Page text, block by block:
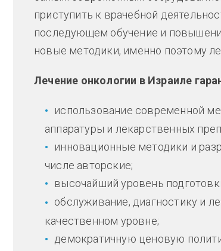
приступить к врачебной
последующем обучение и
новые методики, именно поэтому
Лечение онкологии в Израиле
использование современной
аппаратуры и лекарственных
инновационные методики и
числе авторские;
высочайший уровень
обслуживание, диагностику и
качественном уровне;
демократичную ценовую